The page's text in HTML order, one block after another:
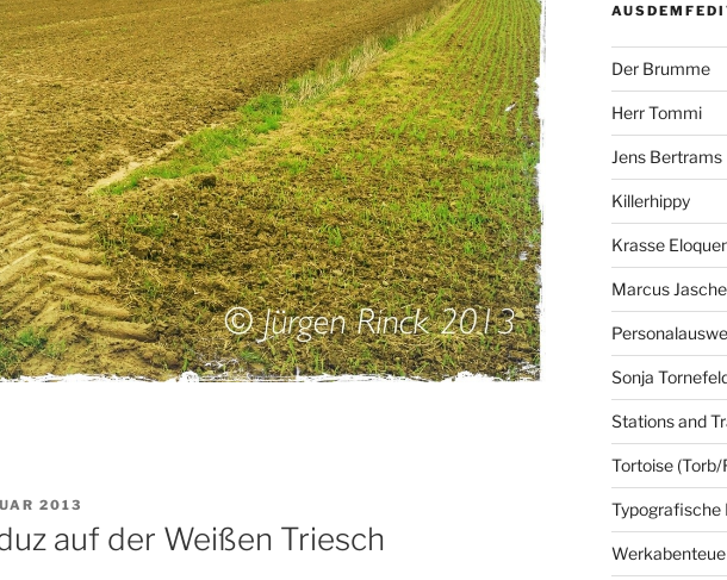
2013
auf der Weißen Triesch
Der Brumme
Herr Tommi
Jens Bertrams
Killerhippy
Krasse
Marcus
Sonja
Stations and
Tortoise (Torb/
Typografische